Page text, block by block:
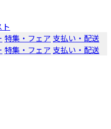
特集・フェア 支払い・配送
特集・フェア 支払い・配送